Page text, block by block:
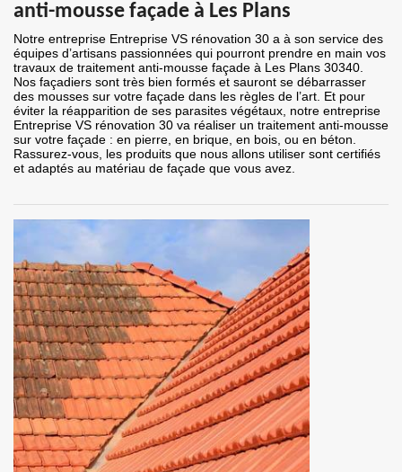
anti-mousse façade à Les Plans
Notre entreprise Entreprise VS rénovation 30 a à son service des
équipes d’artisans passionnées qui pourront prendre en main vos
travaux de traitement anti-mousse façade à Les Plans 30340.
Nos façadiers sont très bien formés et sauront se débarrasser
des mousses sur votre façade dans les règles de l’art. Et pour
éviter la réapparition de ses parasites végétaux, notre entreprise
Entreprise VS rénovation 30 va réaliser un traitement anti-mousse
sur votre façade : en pierre, en brique, en bois, ou en béton.
Rassurez-vous, les produits que nous allons utiliser sont certifiés
et adaptés au matériau de façade que vous avez.